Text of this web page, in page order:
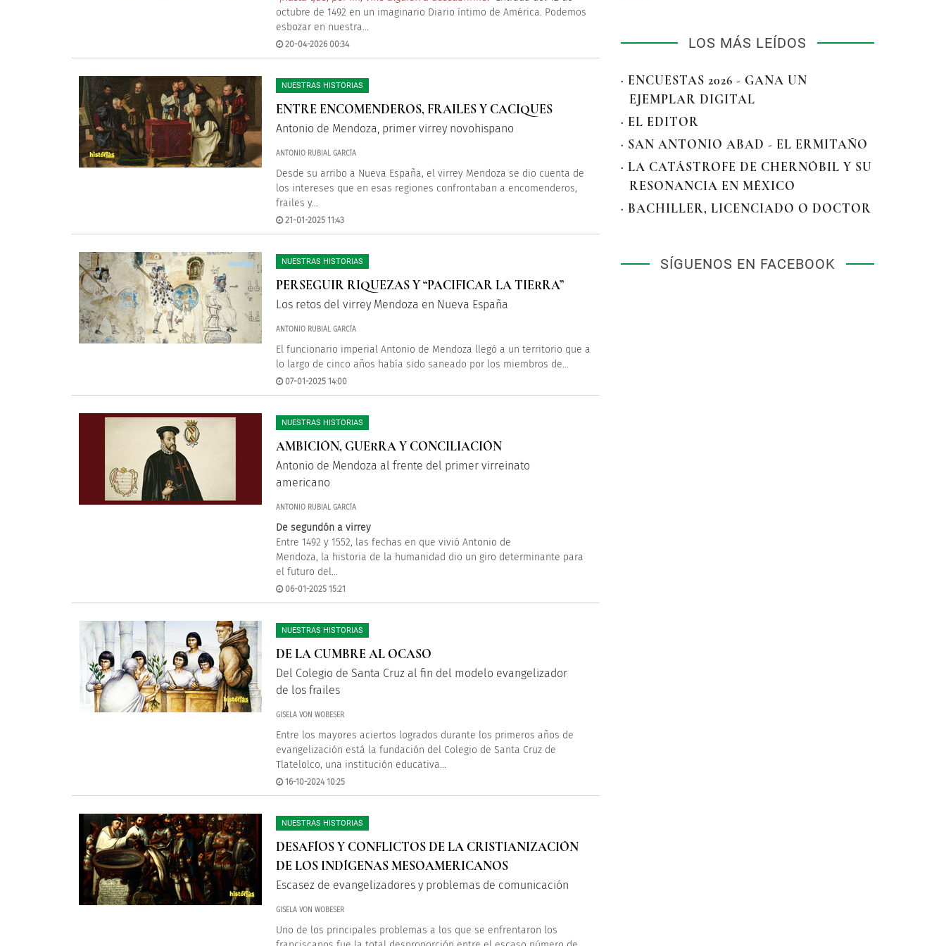
octubre de 1492 en un imaginario Diario íntimo de América. Podemos
esbozar en nuestra...
20-04-2026 00:34
NUESTRAS HISTORIAS
ENTRE ENCOMENDEROS, FRAILES Y CACIQUES
Antonio de Mendoza, primer virrey novohispano
ANTONIO RUBIAL GARCÍA
Desde su arribo a Nueva España, el virrey Mendoza se dio cuenta de
los intereses que en esas regiones confrontaban a encomenderos,
frailes y...
21-01-2025 11:43
NUESTRAS HISTORIAS
PERSEGUIR RIQUEZAS Y “PACIFICAR LA TIERRA”
Los retos del virrey Mendoza en Nueva España
ANTONIO RUBIAL GARCÍA
El funcionario imperial Antonio de Mendoza llegó a un territorio que a
lo largo de cinco años había sido saneado por los miembros de...
07-01-2025 14:00
NUESTRAS HISTORIAS
AMBICIÓN, GUERRA Y CONCILIACIÓN
Antonio de Mendoza al frente del primer virreinato
americano
ANTONIO RUBIAL GARCÍA
De segundón a virrey
Entre 1492 y 1552, las fechas en que vivió Antonio de
Mendoza, la historia de la humanidad dio un giro determinante para
el futuro del...
06-01-2025 15:21
NUESTRAS HISTORIAS
DE LA CUMBRE AL OCASO
Del Colegio de Santa Cruz al fin del modelo evangelizador
de los frailes
GISELA VON WOBESER
Entre los mayores aciertos logrados durante los primeros años de
evangelización está la fundación del Colegio de Santa Cruz de
Tlatelolco, una institución educativa...
16-10-2024 10:25
NUESTRAS HISTORIAS
DESAFÍOS Y CONFLICTOS DE LA CRISTIANIZACIÓN
DE LOS INDÍGENAS MESOAMERICANOS
Escasez de evangelizadores y problemas de comunicación
GISELA VON WOBESER
Uno de los principales problemas a los que se enfrentaron los
LOS MÁS LEÍDOS
· ENCUESTAS 2026 - GANA UN
EJEMPLAR DIGITAL
· EL EDITOR
· SAN ANTONIO ABAD - EL ERMITAÑO
· LA CATÁSTROFE DE CHERNÓBIL Y SU
RESONANCIA EN MÉXICO
· BACHILLER, LICENCIADO O DOCTOR
SÍGUENOS EN FACEBOOK